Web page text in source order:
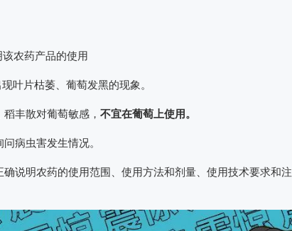
该农药产品的使用
叶片枯萎、葡萄发黑的现象。
丰散对葡萄敏感， 不宜在葡萄上使用。
病虫害发生情况。
说明农药的使用范围、使用方法和剂量、使用技术要求和注